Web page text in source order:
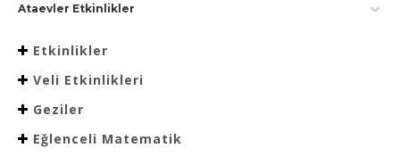
Ataevler Etkinlikler
Etkinlikler
Veli Etkinlikleri
Geziler
Eğlenceli Matematik